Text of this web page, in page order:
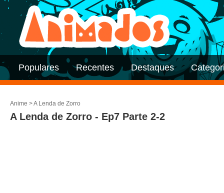
Populares Recentes Destaques
Anime >A Lenda de Zorro
A Lenda de Zorro - Ep7 Parte 2-2